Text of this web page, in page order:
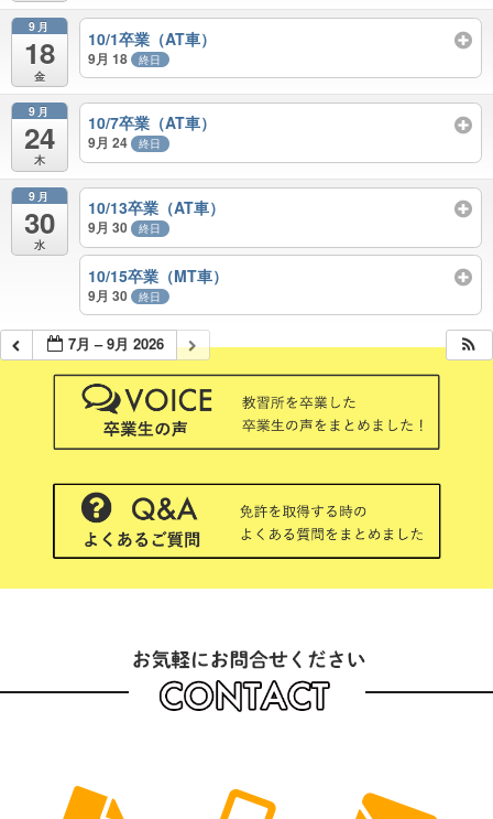
9月
18
金
10/1卒業（AT車）
9月 18 終日
9月
24
木
10/7卒業（AT車）
9月 24 終日
9月
30
水
10/13卒業（AT車）
9月 30 終日
10/15卒業（MT車）
9月 30 終日
7月 – 9月 2026